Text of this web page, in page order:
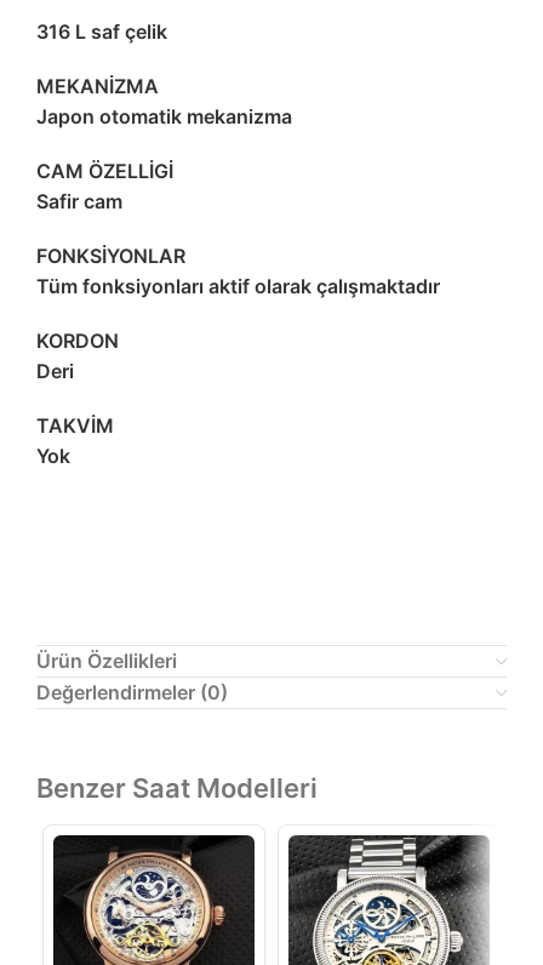
316 L saf çelik
MEKANİZMA
Japon otomatik mekanizma
CAM ÖZELLİGİ
Safir cam
FONKSİYONLAR
Tüm fonksiyonları aktif olarak çalışmaktadır
KORDON
Deri
TAKVİM
Yok
Ürün Özellikleri
Değerlendirmeler (0)
Benzer Saat Modelleri